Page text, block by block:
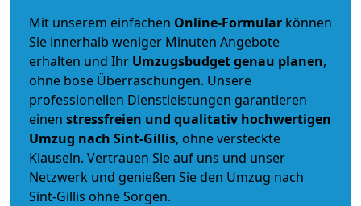
Mit unserem einfachen Online-Formular können
Sie innerhalb weniger Minuten Angebote
erhalten und Ihr Umzugsbudgetgenau planen,
ohne böse Überraschungen. Unsere
professionellen Dienstleistungen garantieren
einen stressfreien und qualitativ hochwertigen
Umzug nach Sint-Gillis, ohne versteckte
Klauseln. Vertrauen Sie auf uns und unser
Netzwerk und genießen Sie den Umzug nach
Sint-Gillis ohne Sorgen.